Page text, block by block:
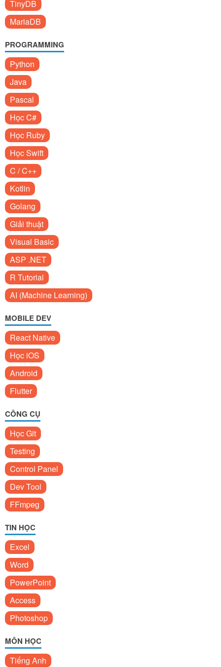
TinyDB
MariaDB
PROGRAMMING
Python
Java
Pascal
Học C#
Học Ruby
Học Swift
C / C++
Kotlin
Golang
Giải thuật
Visual Basic
ASP .NET
R Tutorial
AI (Machine Learning)
MOBILE DEV
React Native
Học iOS
Android
Flutter
CÔNG CỤ
Học Git
Testing
Control Panel
Dev Tool
FFmpeg
TIN HỌC
Excel
Word
PowerPoint
Access
Photoshop
MÔN HỌC
Tiếng Anh